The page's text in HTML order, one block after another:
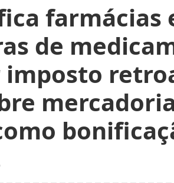
farmácias
de
imposto